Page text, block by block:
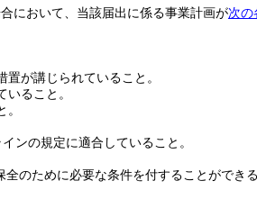
において、当該届出に係る事業計画が次の
が講じられていること。
ること。
ンの規定に適合していること。
のために必要な条件を付することができる